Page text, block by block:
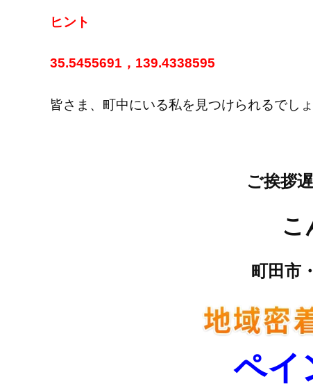
ヒント
35.5455691，139.4338595
皆さま、町中にいる私を見つけられるでし
ご挨拶
こ
町田市
ペイ